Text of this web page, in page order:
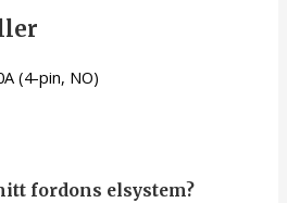
(4-pin, NO)
fordons elsystem?